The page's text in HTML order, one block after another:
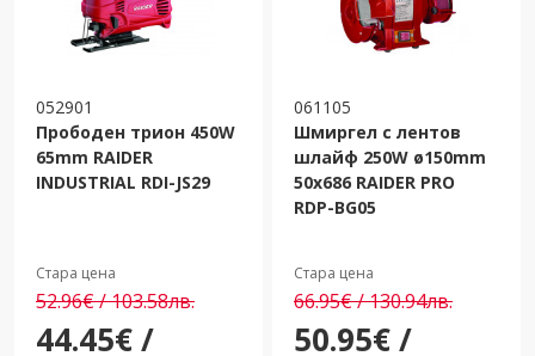
052901
Прободен трион 450W
65mm RAIDER
INDUSTRIAL RDI-JS29
Стара цена
52.96€ / 103.58лв.
44.45€ /
061105
Шмиргел с лентов
шлайф 250W ø150mm
50х686 RAIDER PRO
RDP-BG05
Стара цена
66.95€ / 130.94лв.
50.95€ /